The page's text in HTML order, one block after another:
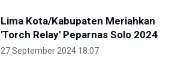
Lima Kota/Kabupaten Meriahkan
'Torch Relay' Peparnas Solo 2024
27 September 2024 18:07